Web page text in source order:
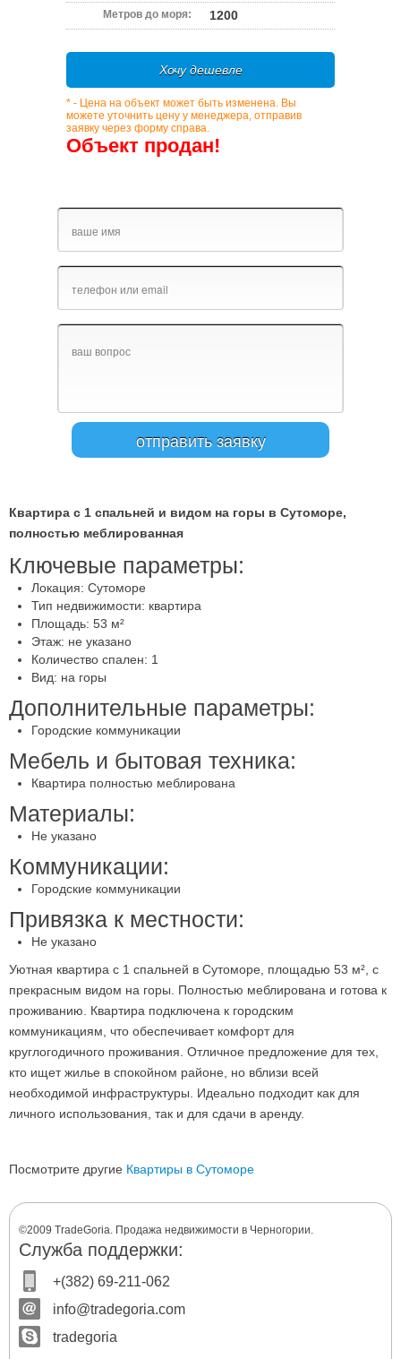
Метров до моря: 1200
Хочу дешевле
* - Цена на объект может быть изменена. Вы
можете уточнить цену у менеджера, отправив
заявку через форму справа.
Объект продан!
Квартира с 1 спальней и видом на горы в Сутоморе,
полностью меблированная
Ключевые параметры:
Локация: Сутоморе
Тип недвижимости: квартира
Площадь: 53 м²
Этаж: не указано
Количество спален: 1
Вид: на горы
Дополнительные параметры:
Городские коммуникации
Мебель и бытовая техника:
Квартира полностью меблирована
Материалы:
Не указано
Коммуникации:
Городские коммуникации
Привязка к местности:
Не указано
Уютная квартира с 1 спальней в Сутоморе, площадью 53 м², с
прекрасным видом на горы. Полностью меблирована и готова к
проживанию. Квартира подключена к городским
коммуникациям, что обеспечивает комфорт для
круглогодичного проживания. Отличное предложение для тех,
кто ищет жилье в спокойном районе, но вблизи всей
необходимой инфраструктуры. Идеально подходит как для
личного использования, так и для сдачи в аренду.
Посмотрите другие Квартиры в Сутоморе
©2009 TradeGoria. Продажа недвижимости в Черногории.
Служба поддержки:
+(382) 69-211-062
info@tradegoria.com
tradegoria